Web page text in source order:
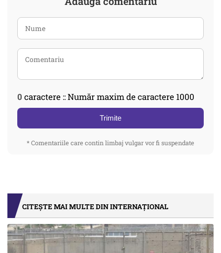
0 caractere :: Număr maxim de caractere 1000
Trimite
* Comentariile care contin limbaj vulgar vor fi suspendate
CITEȘTE MAI MULTE DIN INTERNAȚIONAL